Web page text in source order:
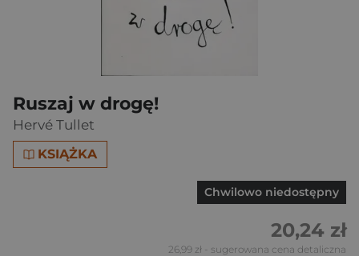
Ruszaj w drogę!
Hervé Tullet
KSIĄŻKA
Chwilowo niedostępny
20,24 zł
26,99 zł - sugerowana cena detaliczna